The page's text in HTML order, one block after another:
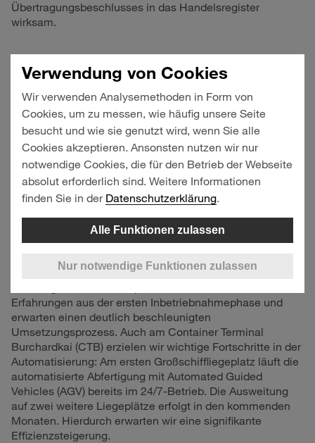
Übertragungsbeschlusses in das Handelsregister
wirksam.
Um unsere Ziele für das laufende Geschäftsjahr zu
erreichen, treiben wir die Steigerung von Effizienz und
Inbetriebnahme von drei neuen ferngesteuerten
Containerbrücken am Container Terminal Altenwerder
weitere dieser Containerbrücken sind Anfang April am
Erfahrungen aus der ersten Inbetriebnahmephase und
erwarten einen deutlich beschleunigten
Umsetzungsprozess. Auch am Container Terminal
Burchardkai (CTB) erzielen wir wichtige Fortschritte in der
Automatisierung: Am ersten Großschiffliegeplatz läuft die
automatisierte Abfertigung mit Automated Guided
Vehicles (AGV) bereits im 24/7-Betrieb. Die Ausweitung
auf zwei weitere Liegeplätze erfolgt in den kommenden
Monaten. Hierdurch erwarten wir eine signifikante
Effizienzsteigerung.
Verwendung von Cookies
Wir verwenden Analysemethoden in Form von
Cookies, um zu messen, wie häufig unsere Seite
besucht und wie sie genutzt wird, wenn Sie alle
Cookies akzeptieren. Ansonsten nutzen wir nur
notwendige Cookies, die für den Betrieb der Webseite
absolut erforderlich sind. Weitere Informationen
finden Sie in der Datenschutzerklärung.
Nur notwendige Funktionen zulassen
Alle Funktionen zulassen